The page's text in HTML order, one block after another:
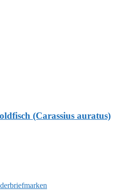
(Carassius auratus)